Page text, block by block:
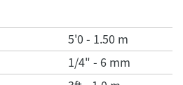
5'0 - 1.50 m
1/4" - 6 mm